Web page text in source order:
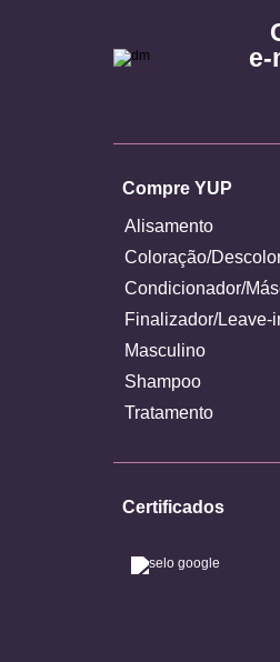
e-
Compre YUP
Alisamento
Coloração/
Condicionador/
Finalizador/Leave-
Masculino
Shampoo
Tratamento
Certificados